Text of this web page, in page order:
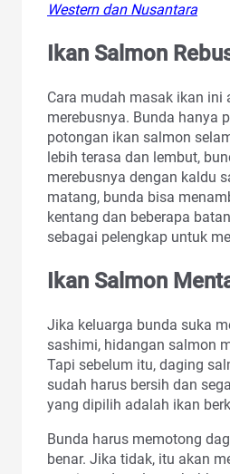
Western dan Nusantara
Ikan Salmon
Cara mudah masak ikan ini
merebusnya. Bunda hanya
potongan ikan salmon
lebih terasa dan lembut,
merebusnya dengan kaldu
matang, bunda bisa
kentang dan beberapa
sebagai pelengkap untuk
Ikan Salmon
Jika keluarga bunda suka
sashimi, hidangan salmon
Tapi sebelum itu, daging
sudah harus bersih dan
yang dipilih adalah ikan
Bunda harus memotong
benar. Jika tidak, itu akan